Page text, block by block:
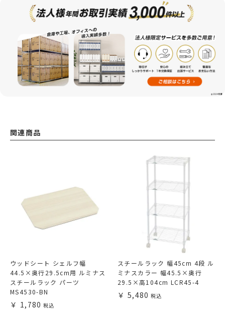
関連商品
ウッドシート シェルフ幅
44.5×奥行29.5cm用 ルミナス
スチールラック パーツ
MS4530-BN
1,780
スチールラック 幅45cm 4段 ル
ミナスカラー 幅45.5×奥行
29.5×高104cm LCR45-4
5,480